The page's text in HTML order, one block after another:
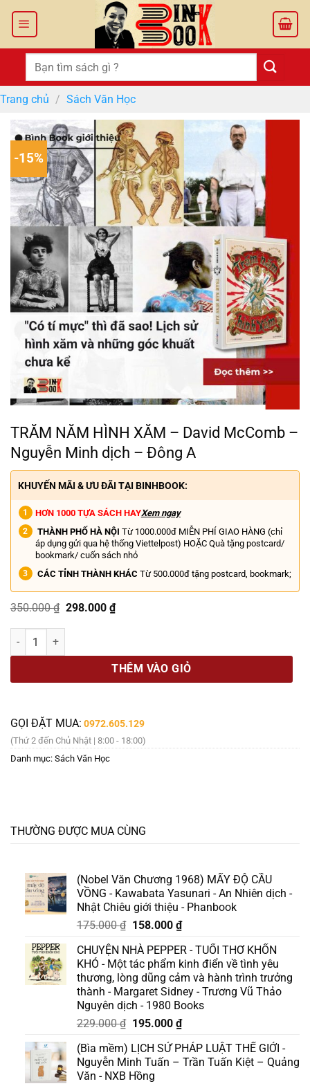
Tìm
kiếm:
Trang chủ / Sách Văn Học
-15%
TRĂM NĂM HÌNH XĂM – David McComb –
Nguyễn Minh dịch – Đông A
KHUYẾN MÃI & ƯU ĐÃI TẠI BINHBOOK:
HƠN 1000 TỰA SÁCH HAYXem ngay
THÀNH PHỐ HÀ NỘI Từ 1000.000đ MIỄN PHÍ GIAO HÀNG (chỉ
áp dụng gửi qua hệ thống Viettelpost) HOẶC Quà tặng postcard/
bookmark/ cuốn sách nhỏ
CÁC TỈNH THÀNH KHÁC Từ 500.000đ tặng postcard, bookmark;
350.000₫ Giá
là:
298.000 ₫Giá
TRĂM NĂM HÌNH XĂM - David McComb - Nguyễn Minh dịch - Đông
THÊM VÀO GIỎ
GỌI ĐẶT MUA: 0972.605.129
(Thứ 2 đến Chủ Nhật | 8:00 - 18:00)
Danh mục: Sách Văn Học
THƯỜNG ĐƯỢC MUA CÙNG
(Nobel Văn Chương 1968) MẤY ĐỘ CẦU
VỒNG - Kawabata Yasunari - An Nhiên dịch -
Nhật Chiêu giới thiệu - Phanbook
175.000₫ Giá
là:
175.000 ₫.
158.000 ₫Giá
tại
là:
158.000 ₫.
CHUYỆN NHÀ PEPPER - TUỔI THƠ KHỐN
KHÓ - Một tác phẩm kinh điển về tình yêu
thương, lòng dũng cảm và hành trình trưởng
thành - Margaret Sidney - Trương Vũ Thảo
Nguyên dịch - 1980 Books
229.000₫ Giá
là:
229.000 ₫.
195.000 ₫Giá
tại
là:
(Bìa mềm) LỊCH SỬ PHÁP LUẬT THẾ GIỚI -
Nguyễn Minh Tuấn – Trần Tuấn Kiệt – Quảng
Văn - NXB Hồng